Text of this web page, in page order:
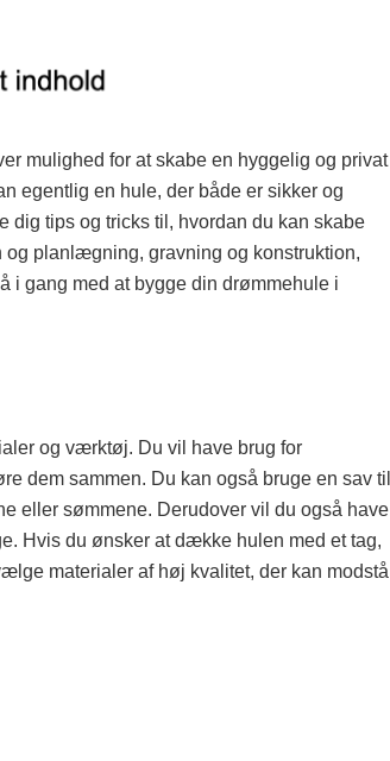
mulighed for at skabe en hyggelig og privat
egentlig en hule, der både er sikker og
dig tips og tricks til, hvordan du kan skabe
planlægning, gravning og konstruktion,
i gang med at bygge din drømmehule i
og værktøj. Du vil have brug for
dem sammen. Du kan også bruge en sav til
eller sømmene. Derudover vil du også have
Hvis du ønsker at dække hulen med et tag,
materialer af høj kvalitet, der kan modstå